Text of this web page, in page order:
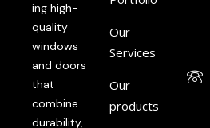
ing high-
quality
windows
and doors
that
combine
durability,
Our
Services
Our
products